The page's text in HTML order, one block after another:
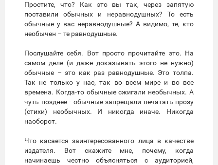
Простите, что? Как это вы так, через запятую
поставили обычных и неравнодушных? То есть
обычные у вас неравнодушные? А видимо, те, кто
необычен – те равнодушные.
Послушайте себя. Вот просто прочитайте это. На
самом деле (и даже доказывать этого не нужно)
обычные – это как раз равнодушные. Это толпа.
Так не только у нас, так во всем мире и во все
времена. Когда-то обычные сжигали необычных. А
чуть позднее - обычные запрещали печатать прозу
(стихи) необычных. И никогда иначе. Никогда
наоборот.
Что касается заинтересованного лица в качестве
издателя. Вот скажите мне, почему, когда
начинаешь честно объясняться с аудиторией,